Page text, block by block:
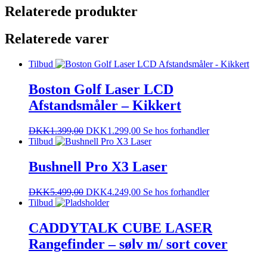
Relaterede produkter
Relaterede varer
Tilbud
Boston Golf Laser LCD
Afstandsmåler – Kikkert
DKK1.399,00 DKK1.299,00 Se hos forhandler
Tilbud
Bushnell Pro X3 Laser
DKK5.499,00 DKK4.249,00 Se hos forhandler
Tilbud
CADDYTALK CUBE LASER
Rangefinder – sølv m/ sort cover